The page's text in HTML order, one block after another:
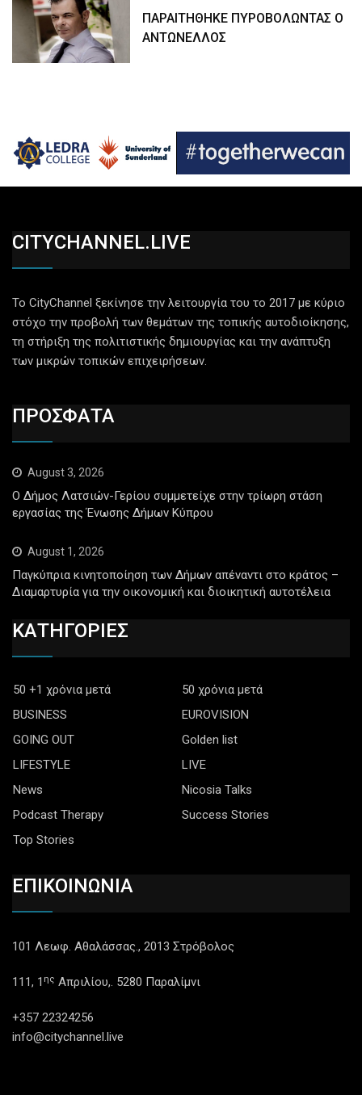
ΠΑΡΑΙΤΗΘΗΚΕ ΠΥΡΟΒΟΛΩΝΤΑΣ Ο
ΑΝΤΩΝΕΛΛΟΣ
CITYCHANNEL.LIVE
Το CityChannel ξεκίνησε την λειτουργία του το 2017 με κύριο
στόχο την προβολή των θεμάτων της τοπικής αυτοδιοίκησης,
τη στήριξη της πολιτιστικής δημιουργίας και την ανάπτυξη
των μικρών τοπικών επιχειρήσεων.
ΠΡΟΣΦΑΤΑ
August 3, 2026
Ο Δήμος Λατσιών-Γερίου συμμετείχε στην τρίωρη στάση
εργασίας της Ένωσης Δήμων Κύπρου
August 1, 2026
Παγκύπρια κινητοποίηση των Δήμων απέναντι στο κράτος –
Διαμαρτυρία για την οικονομική και διοικητική αυτοτέλεια
ΚΑΤΗΓΟΡΙΕΣ
50 +1 χρόνια μετά
50 χρόνια μετά
BUSINESS
EUROVISION
GOING OUT
Golden list
LIFESTYLE
LIVE
News
Nicosia Talks
Podcast Therapy
Success Stories
Top Stories
ΕΠΙΚΟΙΝΩΝΙΑ
101 Λεωφ. Αθαλάσσας., 2013 Στρόβολος
111, 1 ης Απριλίου,. 5280 Παραλίμνι
+357 22324256
info@citychannel.live